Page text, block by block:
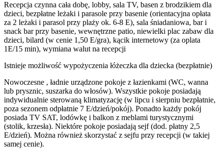
Recepcja czynna cała dobę, lobby, sala TV, basen z brodzikiem dla
dzieci, bezpłatne leżaki i parasole przy basenie (orientacyjna opłata
za 2 leżaki i parasol przy plaży ok. 6-8 E), sala śniadaniowa, bar i
snack bar przy basenie, wewnętrzne patio, niewielki plac zabaw dla
dzieci, bilard (w cenie 1,50 E/gra), kącik internetowy (za oplata
1E/15 min), wymiana walut na recepcji
Istnieje możliwość wypożyczenia łóżeczka dla dziecka (bezpłatnie)
Nowoczesne , ładnie urządzone pokoje z łazienkami (WC, wanna
lub prysznic, suszarka do włosów). Wszystkie pokoje posiadają
indywidualnie sterowaną klimatyzację (w lipcu i sierpniu bezpłatnie,
poza sezonem odpłatnie 7 E/dzień/pokój). Ponadto każdy pokój
posiada TV SAT, lodówkę i balkon z meblami turystycznymi
(stolik, krzesła). Niektóre pokoje posiadają sejf (dod. płatny 2,5
E/dzień). Można również skorzystać z sejfu przy recepcji (w takiej
samej cenie).